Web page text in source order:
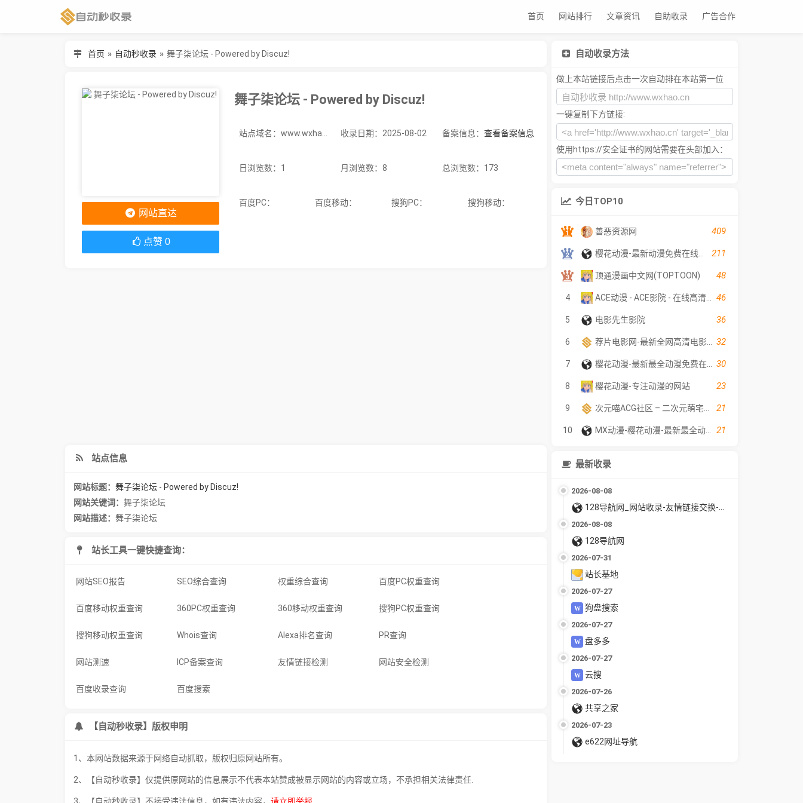
首页 网站排行 文章资讯 自助收录 广告合作
首页 » 自动秒收录 » 舞子柒论坛 - Powered by Discuz!
舞子柒论坛 - Powered by Discuz!
站点域名：www.wxhao.cn 收录日期：2025-08-02 备案信息：查看备案信息
日浏览数：1 月浏览数：8 总浏览数：173
百度PC： 百度移动： 搜狗PC： 搜狗移动：
网站直达
点赞 0
站点信息
网站标题： 舞子柒论坛 - Powered by Discuz!
网站关键词： 舞子柒论坛
网站描述： 舞子柒论坛
站长工具一键快捷查询：
网站SEO报告 SEO综合查询 权重综合查询 百度PC权重查询
百度移动权重查询 360PC权重查询 360移动权重查询 搜狗PC权重查询
搜狗移动权重查询 Whois查询 Alexa排名查询 PR查询
网站测速 ICP备案查询 友情链接检测 网站安全检测
百度收录查询 百度搜索
【自动秒收录】版权申明
1、本网站数据来源于网络自动抓取，版权归原网站所有。
2、【自动秒收录】仅提供原网站的信息展示不代表本站赞成被显示网站的内容或立场，不承担相关法律责任.
自动收录方法
做上本站链接后点击一次自动排在本站第一位
一键复制下方链接:
使用https://安全证书的网站需要在头部加入：
今日TOP10
善恶资源网 409
211
顶通漫画中文网(TOPTOON) 48
4 46
5 电影先生影院 36
6 32
7 30
8 樱花动漫-专注动漫的网站 23
9 21
10 21
最新收录
2026-08-08
128导航网_网站收录-友情链接交换-网址收录-自动秒收录
2026-08-08
128导航网
2026-07-31
站长基地
2026-07-27
狗盘搜索
2026-07-27
盘多多
2026-07-27
云搜
2026-07-26
共享之家
2026-07-23
e622网址导航